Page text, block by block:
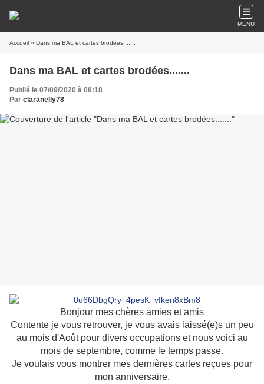
MENU
Accueil » Dans ma BAL et cartes brodées.......
Dans ma BAL et cartes brodées.......
Publié le 07/09/2020 à 08:18
Par claranelly78
Bonjour mes chères amies et amis
Contente je vous retrouver, je vous avais laissé(e)s un peu
au mois d'Août pour divers occupations et nous voici au
mois de septembre, comme le temps passe.
Je voulais vous montrer mes dernières cartes reçues pour
mon anniversaire.